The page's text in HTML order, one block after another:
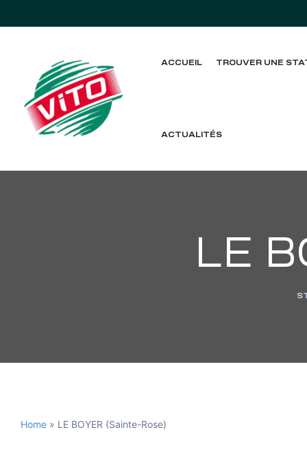
ACCUEIL TROUVER UNE
ACTUALITÉS
LE
Home » LE BOYER (Sainte-Rose)